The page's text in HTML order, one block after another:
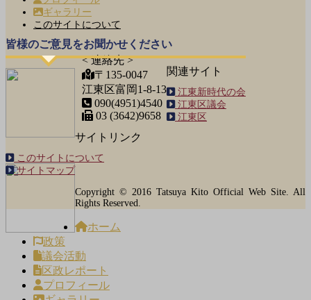
ギャラリー
このサイトについて
皆様のご意見をお聞かせください
< 連絡先 >
〒135-0047
江東区富岡1-8-13
090(4951)4540
03 (3642)9658
関連サイト
江東新時代の会
江東区議会
江東区
サイトリンク
このサイトについて
サイトマップ
Copyright © 2016 Tatsuya Kito Official Web Site. All
Rights Reserved.
ホーム
政策
議会活動
区政レポート
プロフィール